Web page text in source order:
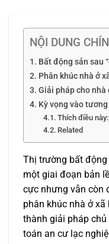
NỘI DUNG
Bất động sản sau
Phân khúc nhà ở
Giải pháp cho nhà
Kỳ vọng vào
Thích điều này:
Related
Thị trường bất
một giai đoạn bản
cực nhưng vẫn còn
phân khúc nhà ở
thành giải pháp
toán an cư lạc